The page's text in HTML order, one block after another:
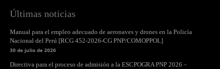
Últimas noticias
Manual para el empleo adecuado de aeronaves y drones en la Policía
Nacional del Perú [RCG 452-2026-CG PNP/COMOPPOL]
30 de julio de 2026
Directiva para el proceso de admisión a la ESCPOGRA PNP 2026 –